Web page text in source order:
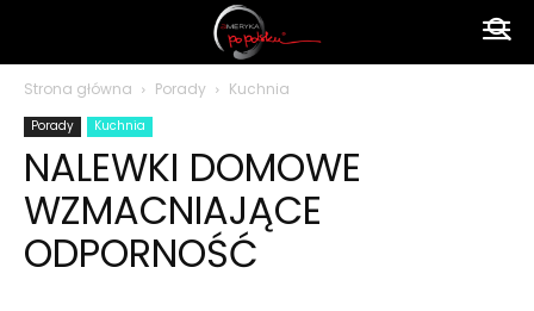
polsku
Strona główna Porady Kuchnia
Porady Kuchnia
NALEWKI DOMOWE
WZMACNIAJĄCE
ODPORNOŚĆ